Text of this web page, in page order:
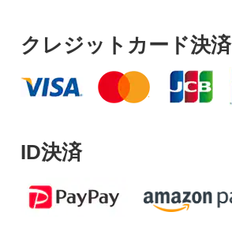
クレジットカード決済
ID決済